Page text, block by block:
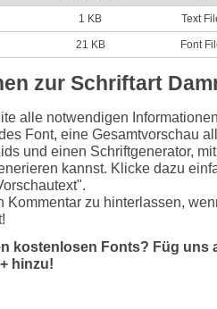
1 KB Text
21 KB Font
zur Schriftart
alle notwendigen
Font, eine Gesamtvorschau
und einen Schriftgenerator,
kannst. Klicke dazu
Kommentar zu hinterlassen,
kostenlosen Fonts? Füg uns
hinzu!